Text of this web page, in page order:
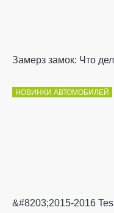
Замерз замок: Что
НОВИНКИ АВТОМОБИЛЕЙ
&#8203;2015-2016